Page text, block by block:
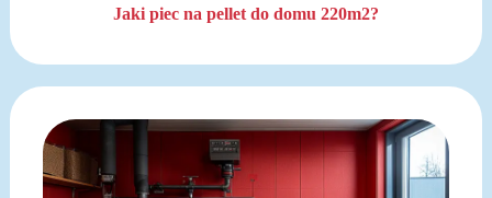
Jaki piec na pellet do domu 220m2?